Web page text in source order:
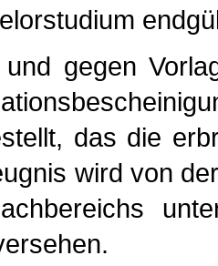
gegen
das die
wird von